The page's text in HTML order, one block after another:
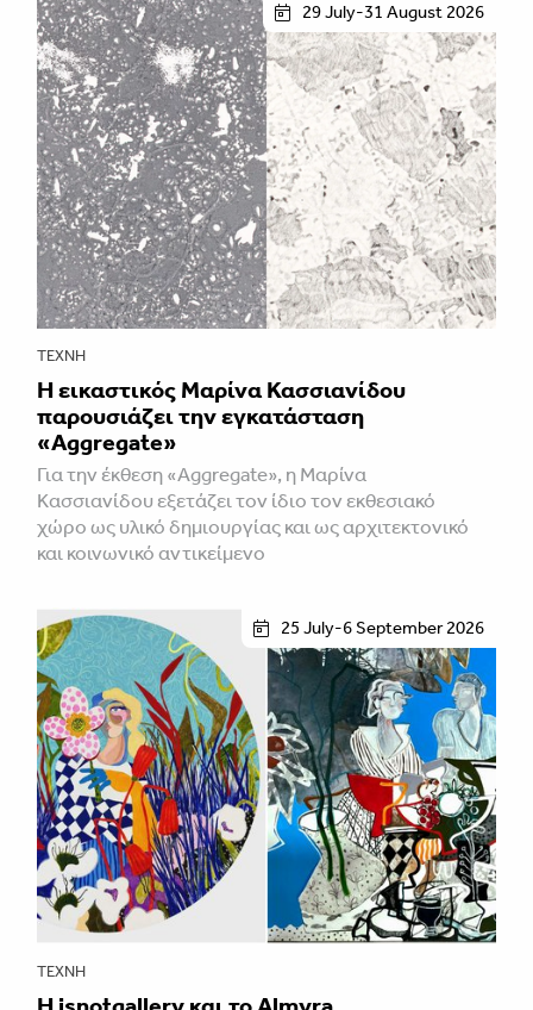
29 July-31 August 2026
ΤΈΧΝΗ
Η εικαστικός Μαρίνα Κασσιανίδου
παρουσιάζει την εγκατάσταση
«Aggregate»
Για την έκθεση «Aggregate», η Μαρίνα
Κασσιανίδου εξετάζει τον ίδιο τον εκθεσιακό
χώρο ως υλικό δημιουργίας και ως αρχιτεκτονικό
και κοινωνικό αντικείμενο
25 July-6 September 2026
ΤΈΧΝΗ